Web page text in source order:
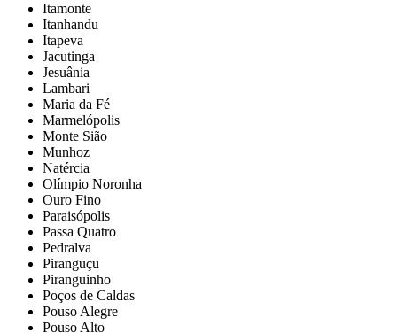
Itamonte
Itanhandu
Itapeva
Jacutinga
Jesuânia
Lambari
Maria da Fé
Marmelópolis
Monte Sião
Munhoz
Natércia
Olímpio Noronha
Ouro Fino
Paraisópolis
Passa Quatro
Pedralva
Piranguçu
Piranguinho
Poços de Caldas
Pouso Alegre
Pouso Alto